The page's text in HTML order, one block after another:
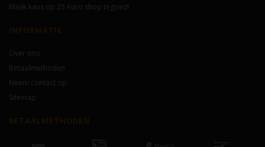
Maak kans op 25 euro shop tegoed!
INFORMATIE
Over ons
Betaalmethoden
Neem contact op
Sitemap
BETAALMETHODEN